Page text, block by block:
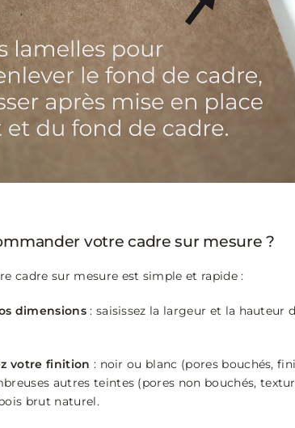
votre cadre sur mesure ?
cadre sur mesure est simple et rapide :
dimensions: saisissez la largeur et la hauteur
votre finition : noir ou blanc (pores bouchés,
autres teintes (pores non bouchés,
brut naturel.